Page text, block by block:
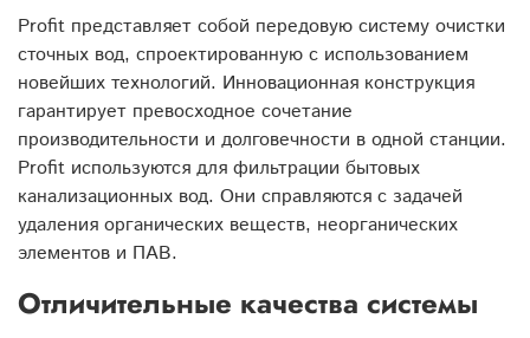
Profit представляет собой передовую систему очистки
сточных вод, спроектированную с использованием
новейших технологий. Инновационная конструкция
гарантирует превосходное сочетание
производительности и долговечности в одной станции.
Profit используются для фильтрации бытовых
канализационных вод. Они справляются с задачей
удаления органических веществ, неорганических
элементов и ПАВ.
Отличительные качества системы